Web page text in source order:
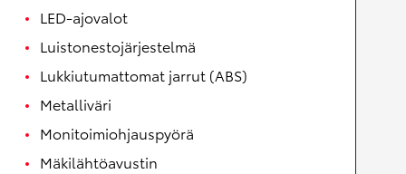
LED-ajovalot
Luistonestojärjestelmä
Lukkiutumattomat jarrut (ABS)
Metalliväri
Monitoimiohjauspyörä
Mäkilähtöavustin